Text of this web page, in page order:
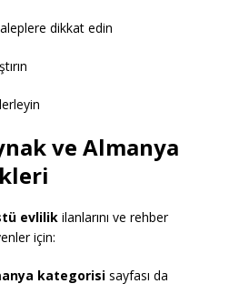
dikkat edin
ve Almanya
evlilik ilanlarını ve rehber
için:
kategorisi sayfası da